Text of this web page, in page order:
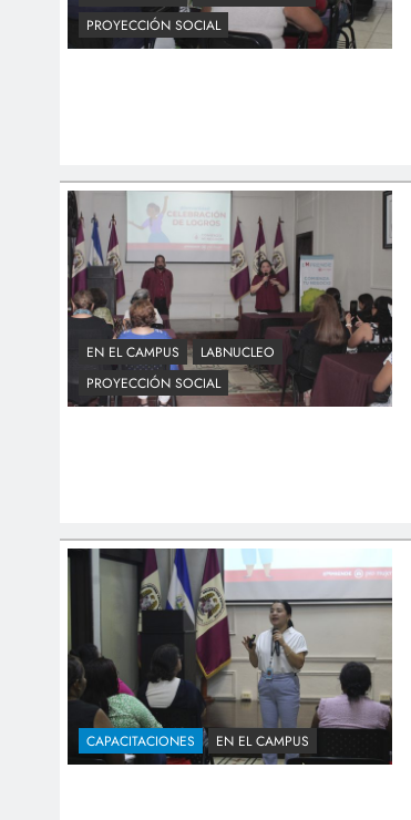
PROYECCIÓN SOCIAL
EN EL CAMPUS
LABNUCLEO
PROYECCIÓN SOCIAL
CAPACITACIONES EN EL CAMPUS